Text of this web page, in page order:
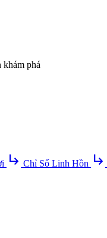
khám phá
subdirectory_arrow_right Chỉ Số Linh Hồn subdirectory_arrow_right